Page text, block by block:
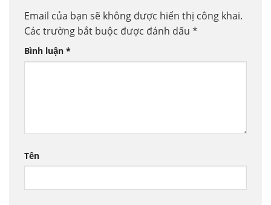
Email của bạn sẽ không được hiển thị công khai.
Các trường bắt buộc được đánh dấu *
Bình luận *
Tên